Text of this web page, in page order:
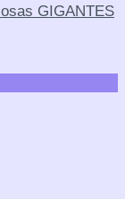
GIGANTES